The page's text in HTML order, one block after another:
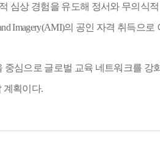
심상 경험을 유도해 정서와 무의식
Imagery(AMI)의 공인 자격 취득으로
심으로 글로벌 교육 네트워크를 강
계획이다.